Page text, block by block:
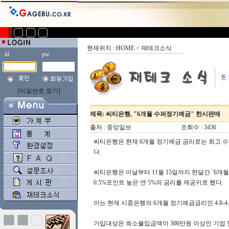
id pw
[비밀번호 찾기]
현재위치 : HOME > 재테크소식
제목: 씨티은행, "6개월 수퍼정기예금" 한시판매
출처 : 중앙일보
조회수 : 3436
씨티은행은 현재 6개월 정기예금 금리로는 최고
다.
씨티은행은 이날부터 11월 15일까지 한달간 `6개
0.5%포인트 높은 연 5%의 금리를 제공키로 했다.
이는 현재 시중은행의 6개월 정기예금금리인 4.8-
가입대상은 최소불입금액이 300만원 이상인 기